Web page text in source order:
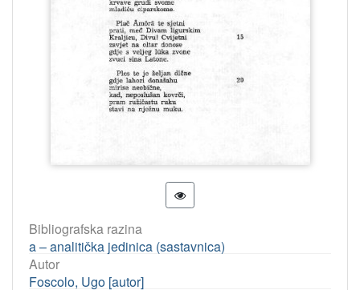
Bibliografska razina
a – analitička jedinica (sastavnica)
Autor
Foscolo, Ugo [autor]